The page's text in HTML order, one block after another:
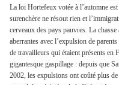
La loi Hortefeux votée à l’automne
surenchère ne résout rien et
cerveaux des pays pauvres. La
aberrantes avec l’expulsion de
de travailleurs qui étaient présents en
gigantesque gaspillage : depuis que
2002, les expulsions ont coûté plus